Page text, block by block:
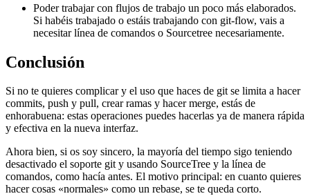
Poder trabajar con flujos de trabajo un poco más elaborados.
Si habéis trabajado o estáis trabajando con git-flow, vais a
necesitar línea de comandos o Sourcetree necesariamente.
Conclusión
Si no te quieres complicar y el uso que haces de git se limita a hacer
commits, push y pull, crear ramas y hacer merge, estás de
enhorabuena: estas operaciones puedes hacerlas ya de manera rápida
y efectiva en la nueva interfaz.
Ahora bien, si os soy sincero, la mayoría del tiempo sigo teniendo
desactivado el soporte git y usando SourceTree y la línea de
comandos, como hacía antes. El motivo principal: en cuanto quieres
hacer cosas «normales» como un rebase, se te queda corto.